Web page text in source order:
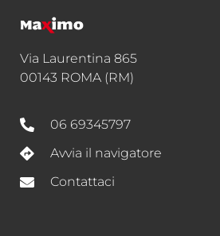
Via Laurentina 865
00143 ROMA (RM)
06 69345797
Avvia il navigatore
Contattaci